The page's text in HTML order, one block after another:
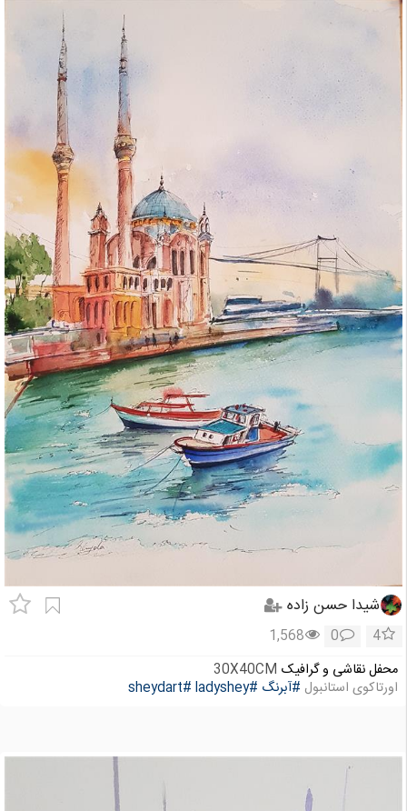
شیدا حسن زاده
4
0
1,568
محفل نقاشی و گرافیک 30X40CM
اورتاکوی استانبول #آبرنگ #ladyshey
#sheydart